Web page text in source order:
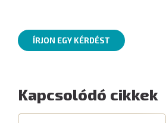
ÍRJON EGY KÉRDÉST
Kapcsolódó cikkek